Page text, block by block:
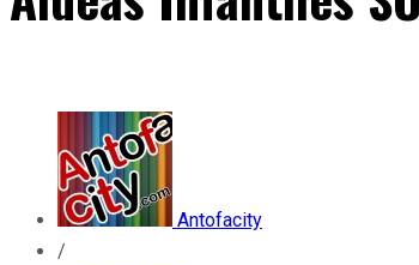
Antofacity
/